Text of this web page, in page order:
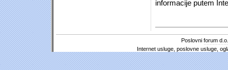
informacije putem
Poslovni forum
Internet usluge, poslovne usluge,